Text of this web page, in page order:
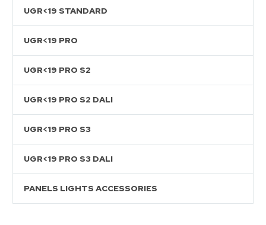
UGR<19 STANDARD
UGR<19 PRO
UGR<19 PRO S2
UGR<19 PRO S2 DALI
UGR<19 PRO S3
UGR<19 PRO S3 DALI
PANELS LIGHTS ACCESSORIES